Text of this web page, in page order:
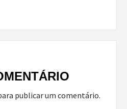
publicar um comentário.